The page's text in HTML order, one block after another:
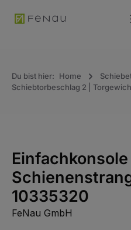
springen
Du bist hier: Home
Schiebtorbeschlag 2 |
10335320
FeNau GmbH